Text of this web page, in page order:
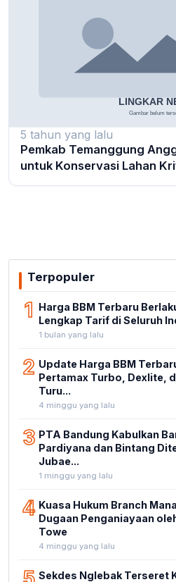
5 tahun yang lalu
Pemkab Temanggung
untuk Konservasi Lahan
Terpopuler
1 Harga BBM Terbaru
Lengkap Tarif di Seluruh
1 bulan yang lalu
2 Update Harga BBM
Pertamax Turbo, Dexlite,
Turu...
4 minggu yang lalu
3 PTA Bandung Kabulkan
Pardiyana dan Bintang
Jubae...
1 minggu yang lalu
4 Kuasa Hukum Branch
Dugaan Penganiayaan
Towe
4 minggu yang lalu
Sekdes Nglebak Terseret